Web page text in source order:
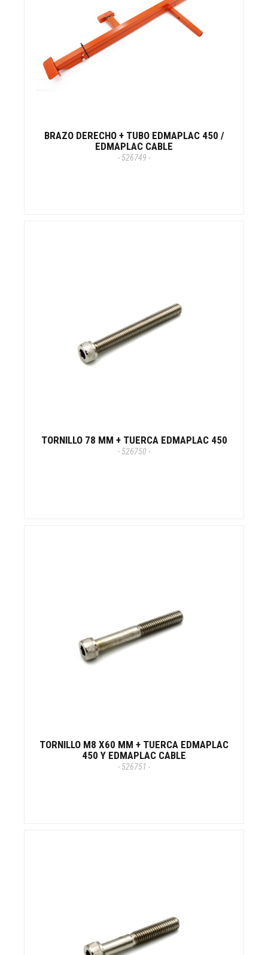
BRAZO DERECHO + TUBO EDMAPLAC 450 /
EDMAPLAC CABLE
- 526749 -
TORNILLO 78 MM + TUERCA EDMAPLAC 450
- 526750 -
TORNILLO M8 X60 MM + TUERCA EDMAPLAC
450 Y EDMAPLAC CABLE
- 526751 -